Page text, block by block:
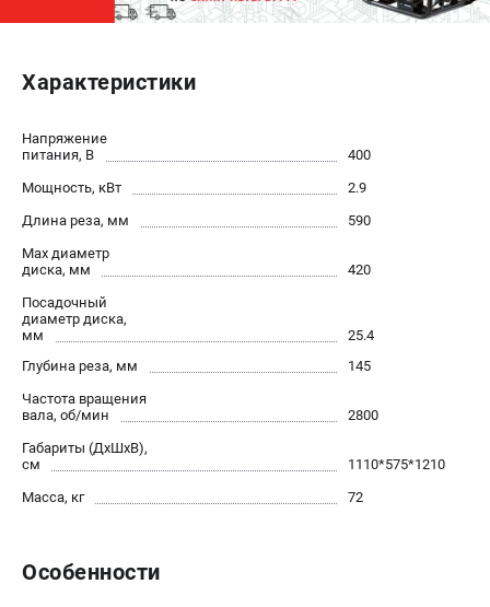
Генераторы бензиновые
Генераторы инверторные
Генераторы сварочные
ПОЛЕЗНЫЕ СТАТЬИ
Как выбрать краскопульт?
Как выбрать бензопилу?
Как выбрать компрессор?
Как правильно выбрать генератор?
Как выбрать сварочный аппарат?
СВАРОЧНЫЕ АППАРАТЫ
Сварочные материалы
Характеристики
Напряжение
питания, В
400
Мощность, кВт
2.9
Длина реза, мм
590
Max диаметр
диска, мм
420
Посадочный
диаметр диска,
мм
25.4
Глубина реза, мм
145
Частота вращения
вала, об/мин
2800
Габариты (ДхШхВ),
см
1110*575*1210
Масса, кг
72
Особенности